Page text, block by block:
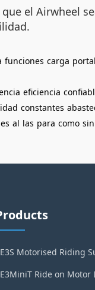
el Airwheel
funciones carga
eficiencia
constantes
es al las para como sin
Motorised Riding
Ride on Motor